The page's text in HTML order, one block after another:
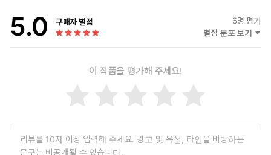
5.0 구매자 별점 6명 평가
별점 분포 보기
이 작품을 평가해 주세요!